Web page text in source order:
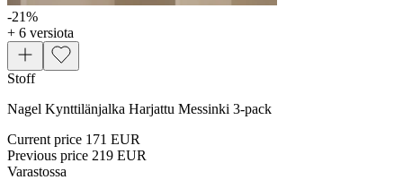
-21%
+ 6 versiota
Stoff
Nagel Kynttilänjalka Harjattu Messinki 3-pack
Current price 171 EUR
Previous price 219 EUR
Varastossa